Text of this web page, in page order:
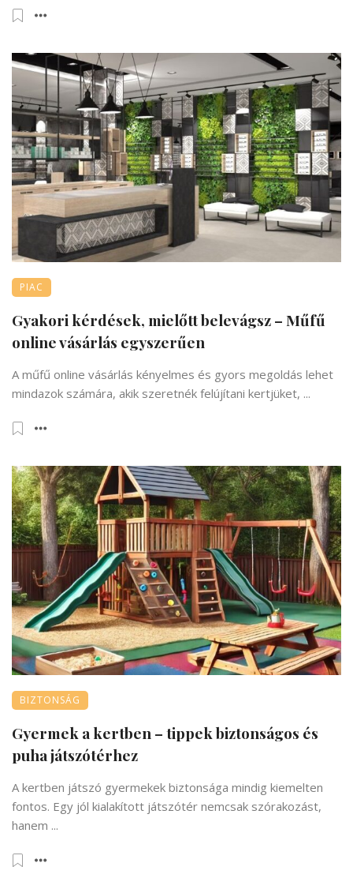
PIAC
Gyakori kérdések, mielőtt belevágsz – Műfű
online vásárlás egyszerűen
A műfű online vásárlás kényelmes és gyors megoldás lehet
mindazok számára, akik szeretnék felújítani kertjüket, ...
BIZTONSÁG
Gyermek a kertben – tippek biztonságos és
puha játszótérhez
A kertben játszó gyermekek biztonsága mindig kiemelten
fontos. Egy jól kialakított játszótér nemcsak szórakozást,
hanem ...